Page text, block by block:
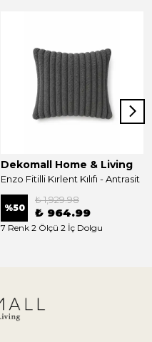
Dekomall Home & Living
Enzo Fitilli Kırlent Kılıfı - Antrasit
%50
₺ 1,929.98
₺ 964.99
7 Renk 2 Ölçü 2 İç Dolgu